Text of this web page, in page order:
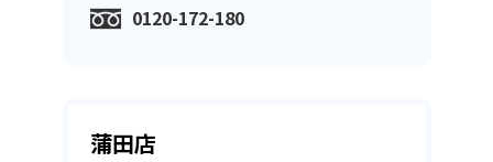
0120-172-180
蒲田店